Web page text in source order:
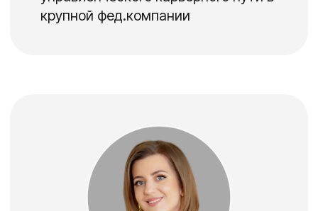
руководителям клиник главным врачам